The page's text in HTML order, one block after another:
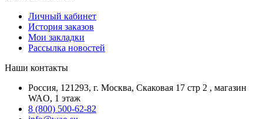
Личный кабинет
История заказов
Мои закладки
Рассылка новостей
Наши контакты
Россия, 121293, г. Москва, Скаковая 17 стр 2 , магазин
WAO, 1 этаж
8 (800) 500-62-82